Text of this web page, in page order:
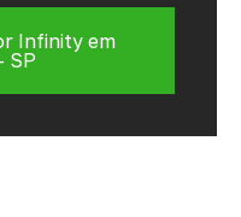
Infinity em
SP